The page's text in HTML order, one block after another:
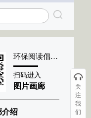
环保阅读倡导者
扫码进入
图片画廊
介绍
关
注
我
们